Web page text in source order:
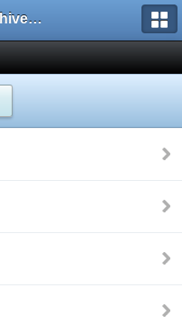
Poésie - Archives de Toute La Poésie - 2005 - 2006